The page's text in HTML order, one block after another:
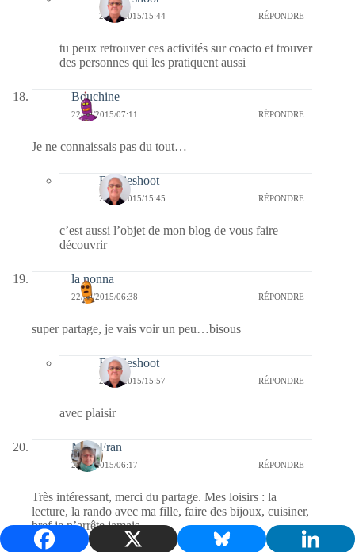
22/09/2015/15:44 RÉPONDRE
tu peux retrouver ces activités sur coacto et trouver
des personnes qui les pratiquent aussi
Bouchine
22/09/2015/07:11 RÉPONDRE
Je ne connaissais pas du tout…
Bernieshoot
22/09/2015/15:45 RÉPONDRE
c’est aussi l’objet de mon blog de vous faire
découvrir
la nonna
22/09/2015/06:38 RÉPONDRE
super partage, je vais voir un peu…bisous
Bernieshoot
22/09/2015/15:57 RÉPONDRE
avec plaisir
NanyFran
22/09/2015/06:17 RÉPONDRE
Très intéressant, merci du partage. Mes loisirs : la
lecture, la rando avec ma fille, faire des bijoux, cuisiner,
bref je n’arrête jamais.
Bon mardi.